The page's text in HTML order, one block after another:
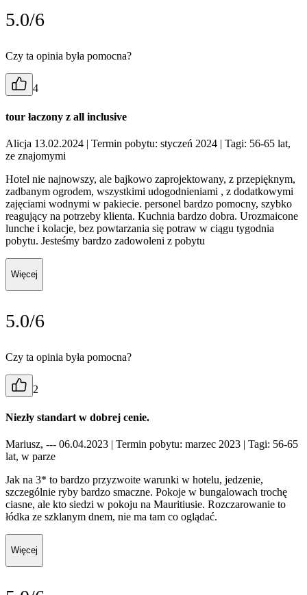
5.0/6
Czy ta opinia była pomocna?
4
tour łaczony z all inclusive
Alicja 13.02.2024 | Termin pobytu: styczeń 2024 | Tagi: 56-65 lat,
ze znajomymi
Hotel nie najnowszy, ale bajkowo zaprojektowany, z przepięknym,
zadbanym ogrodem, wszystkimi udogodnieniami , z dodatkowymi
zajęciami wodnymi w pakiecie. personel bardzo pomocny, szybko
reagujący na potrzeby klienta. Kuchnia bardzo dobra. Urozmaicone
lunche i kolacje, bez powtarzania się potraw w ciągu tygodnia
pobytu. Jesteśmy bardzo zadowoleni z pobytu
Więcej
5.0/6
Czy ta opinia była pomocna?
2
Niezły standart w dobrej cenie.
Mariusz, --- 06.04.2023 | Termin pobytu: marzec 2023 | Tagi: 56-65
lat, w parze
Jak na 3* to bardzo przyzwoite warunki w hotelu, jedzenie,
szczególnie ryby bardzo smaczne. Pokoje w bungalowach trochę
ciasne, ale kto siedzi w pokoju na Mauritiusie. Rozczarowanie to
łódka ze szklanym dnem, nie ma tam co oglądać.
Więcej